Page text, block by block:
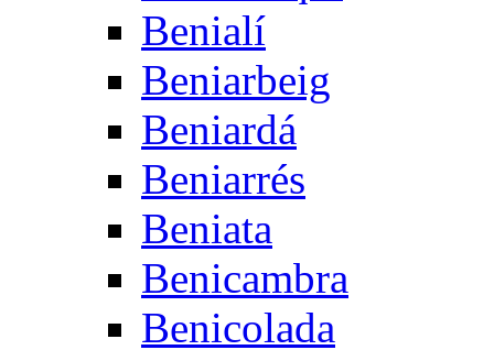
Benialí
Beniarbeig
Beniardá
Beniarrés
Beniata
Benicambra
Benicolada